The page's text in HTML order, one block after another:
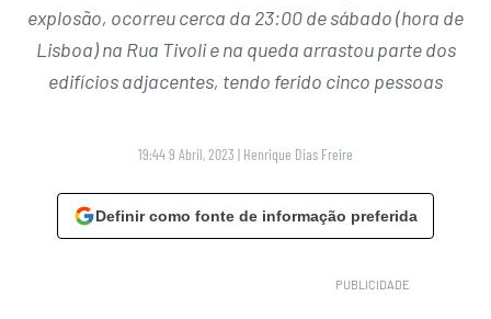
explosão, ocorreu cerca da 23:00 de sábado (hora de
Lisboa) na Rua Tivoli e na queda arrastou parte dos
edifícios adjacentes, tendo ferido cinco pessoas
19:44 9 Abril, 2023 | Henrique Dias Freire
Definir como fonte de informação preferida